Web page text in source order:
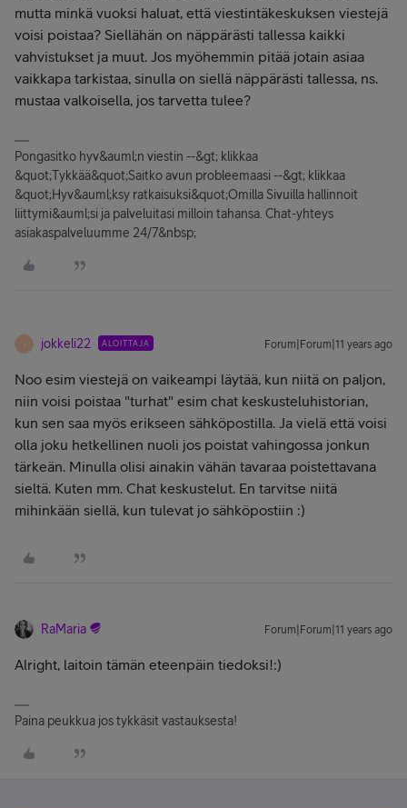
mutta minkä vuoksi haluat, että viestintäkeskuksen viestejä
voisi poistaa? Siellähän on näppärästi tallessa kaikki
vahvistukset ja muut. Jos myöhemmin pitää jotain asiaa
vaikkapa tarkistaa, sinulla on siellä näppärästi tallessa, ns.
mustaa valkoisella, jos tarvetta tulee?
Pongasitko hyv&auml;n viestin --&gt; klikkaa
&quot;Tykkää&quot;Saitko avun probleemaasi --&gt; klikkaa
&quot;Hyv&auml;ksy ratkaisuksi&quot;Omilla Sivuilla hallinnoit
liittymi&auml;si ja palveluitasi milloin tahansa. Chat-yhteys
asiakaspalveluumme 24/7&nbsp;
J jokkeli22 ALOITTAJA Forum|Forum|11 years ago
Noo esim viestejä on vaikeampi läytää, kun niitä on paljon,
niin voisi poistaa "turhat" esim chat keskusteluhistorian,
kun sen saa myös erikseen sähköpostilla. Ja vielä että voisi
olla joku hetkellinen nuoli jos poistat vahingossa jonkun
tärkeän. Minulla olisi ainakin vähän tavaraa poistettavana
sieltä. Kuten mm. Chat keskustelut. En tarvitse niitä
mihinkään siellä, kun tulevat jo sähköpostiin :)
RaMaria Forum|Forum|11 years ago
Alright, laitoin tämän eteenpäin tiedoksi!:)
Paina peukkua jos tykkäsit vastauksesta!